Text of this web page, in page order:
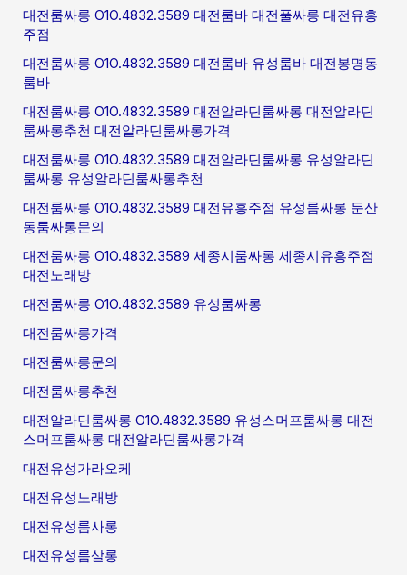
대전룸싸롱 O1O.4832.3589 대전룸바 대전풀싸롱 대전유흥
주점
대전룸싸롱 O1O.4832.3589 대전룸바 유성룸바 대전봉명동
룸바
대전룸싸롱 O1O.4832.3589 대전알라딘룸싸롱 대전알라딘
룸싸롱추천 대전알라딘룸싸롱가격
대전룸싸롱 O1O.4832.3589 대전알라딘룸싸롱 유성알라딘
룸싸롱 유성알라딘룸싸롱추천
대전룸싸롱 O1O.4832.3589 대전유흥주점 유성룸싸롱 둔산
동룸싸롱문의
대전룸싸롱 O1O.4832.3589 세종시룸싸롱 세종시유흥주점
대전노래방
대전룸싸롱 O1O.4832.3589 유성룸싸롱
대전룸싸롱가격
대전룸싸롱문의
대전룸싸롱추천
대전알라딘룸싸롱 O1O.4832.3589 유성스머프룸싸롱 대전
스머프룸싸롱 대전알라딘룸싸롱가격
대전유성가라오케
대전유성노래방
대전유성룸사롱
대전유성룸살롱